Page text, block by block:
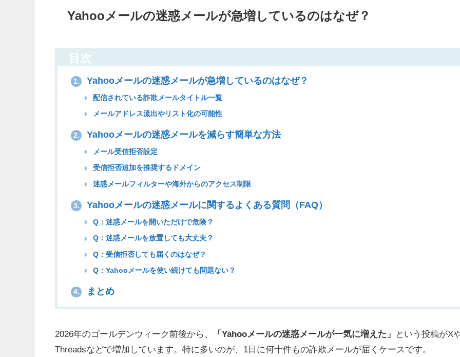
Yahooメールの迷惑メールが急増しているのはなぜ？
目次
1. Yahooメールの迷惑メールが急増しているのはなぜ？
配信されている詐欺メールタイトル一覧
メールアドレス流出やリスト化の可能性
2. Yahooメールの迷惑メールを減らす簡単な方法
メール受信拒否設定
受信拒否追加を推奨するドメイン
迷惑メールフィルターや海外からのアクセス制限
3. Yahooメールの迷惑メールに関するよくある質問（FAQ）
Q：迷惑メールを開いただけで危険？
Q：迷惑メールを放置しても大丈夫？
Q：受信拒否しても届くのはなぜ？
Q：Yahooメールを使い続けても問題ない？
4. まとめ
2026年のゴールデンウィーク前後から、 「Yahooメールの迷惑メールが一気に増えた」
という投稿がX
Threadsなどで増加しています。特に多いのが、1日に何十件もの詐欺メールが届くケースです。